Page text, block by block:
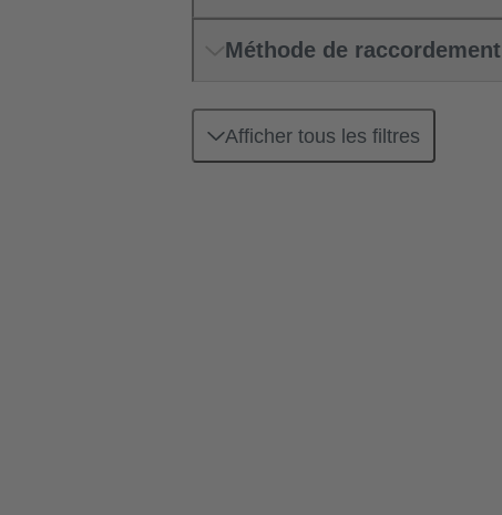
Méthode de raccordement
Afficher tous les filtres